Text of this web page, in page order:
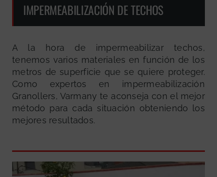
IMPERMEABILIZACIÓN DE TECHOS
A la hora de impermeabilizar techos,
tenemos varios materiales en función de los
metros de superficie que se quiere proteger.
Como expertos en impermeabilización
Granollers, Varmany te aconseja con el mejor
método para cada situación obteniendo los
mejores resultados.